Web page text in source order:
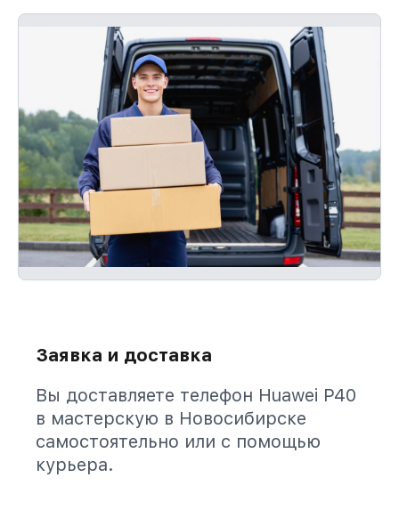
Заявка и доставка
Вы доставляете телефон Huawei P40
в мастерскую в Новосибирске
самостоятельно или с помощью
курьера.